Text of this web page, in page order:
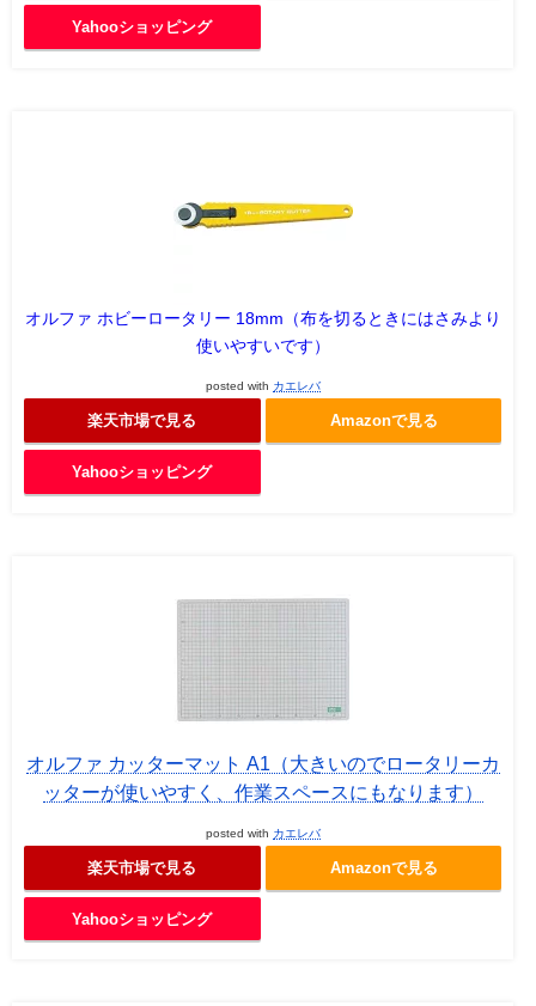
Yahooショッピング
オルファ ホビーロータリー 18mm（布を切るときにはさみより
使いやすいです）
posted with カエレバ
楽天市場で見る Amazonで見る
Yahooショッピング
オルファ カッターマット A1（大きいのでロータリーカ
ッターが使いやすく、作業スペースにもなります）
posted with カエレバ
楽天市場で見る Amazonで見る
Yahooショッピング